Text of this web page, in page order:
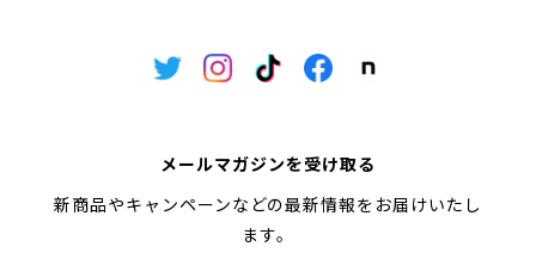
メールマガジンを受け取る
新商品やキャンペーンなどの最新情報をお届けいたし
ます。